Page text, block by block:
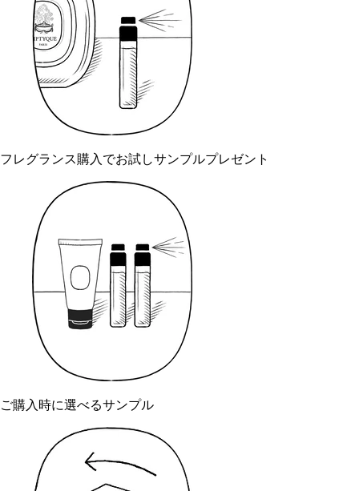
フレグランス購入でお試しサンプルプレゼント
ご購入時に選べるサンプル